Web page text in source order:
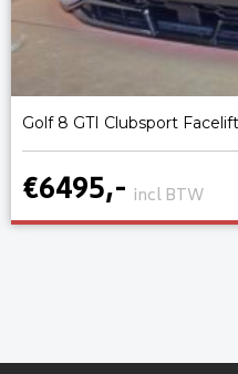
Golf 8 GTI Clubsport
€6495,- incl BTW